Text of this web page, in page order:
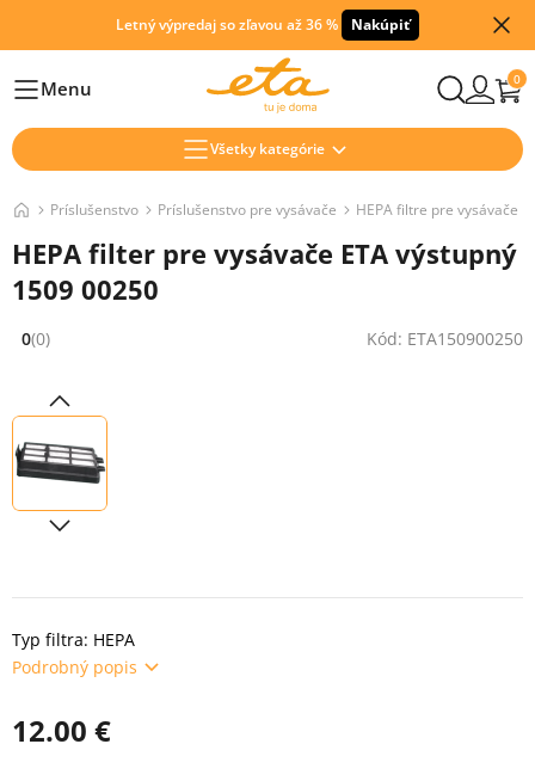
Letný výpredaj so zľavou až 36 % Nakúpiť
HlavníMenu 0
Všetky kategórie
Príslušenstvo Príslušenstvo pre vysávače HEPA filtre pre vysávače
HEPA filter pre vysávače ETA výstupný
1509 00250
Hodnocení: 0 z 5 (0 recenzí)
0(0) Kód: ETA150900250
Typ filtra: HEPA
Podrobný popis
12.00 €